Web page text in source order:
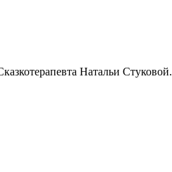
Натальи Стуковой.